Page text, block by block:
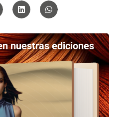
nuestras ediciones